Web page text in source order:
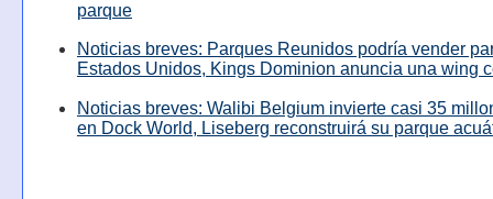
parque
Noticias breves: Parques Reunidos podría vender
Estados Unidos, Kings Dominion anuncia una wing
Noticias breves: Walibi Belgium invierte casi 35
en Dock World, Liseberg reconstruirá su parque